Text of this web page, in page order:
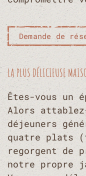
Demande de
LA PLUS DÉLICIEUSE
Êtes-vous un
Alors
déjeuners
quatre plats
regorgent de
notre propre